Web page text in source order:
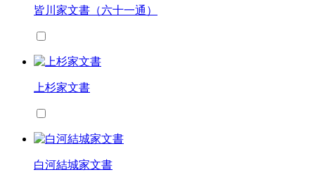
皆川家文書（六十一通）
上杉家文書
白河結城家文書